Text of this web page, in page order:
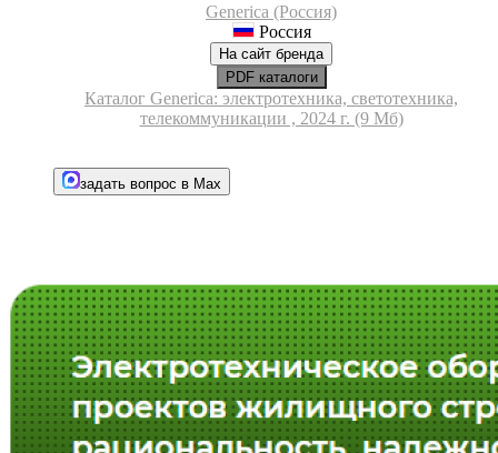
Generica (Россия)
Россия
На сайт бренда
PDF каталоги
Каталог Generica: электротехника, светотехника,
телекоммуникации , 2024 г. (9 Мб)
задать вопрос в Max